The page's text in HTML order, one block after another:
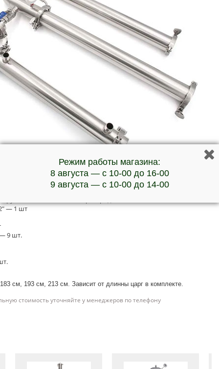
— 1 шт
9 шт.
см, 193 см, 213 см. Зависит от длинны царг в комплекте.
стоимость уточняйте у менеджеров по телефону
Режим работы магазина:
8 августа — с 10-00 до 16-00
9 августа — с 10-00 до 14-00